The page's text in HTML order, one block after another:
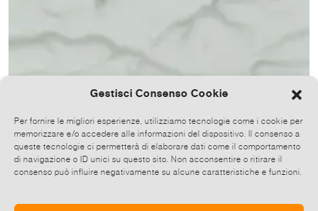
Gestisci Consenso Cookie
Per fornire le migliori esperienze, utilizziamo tecnologie come i cookie per
memorizzare e/o accedere alle informazioni del dispositivo. Il consenso a
queste tecnologie ci permetterà di elaborare dati come il comportamento
di navigazione o ID unici su questo sito. Non acconsentire o ritirare il
consenso può influire negativamente su alcune caratteristiche e funzioni.
QUESTA NON È UNA MOSTRA SUL PAESAGGIO.